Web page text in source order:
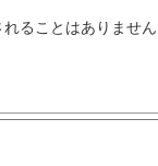
ることはありません